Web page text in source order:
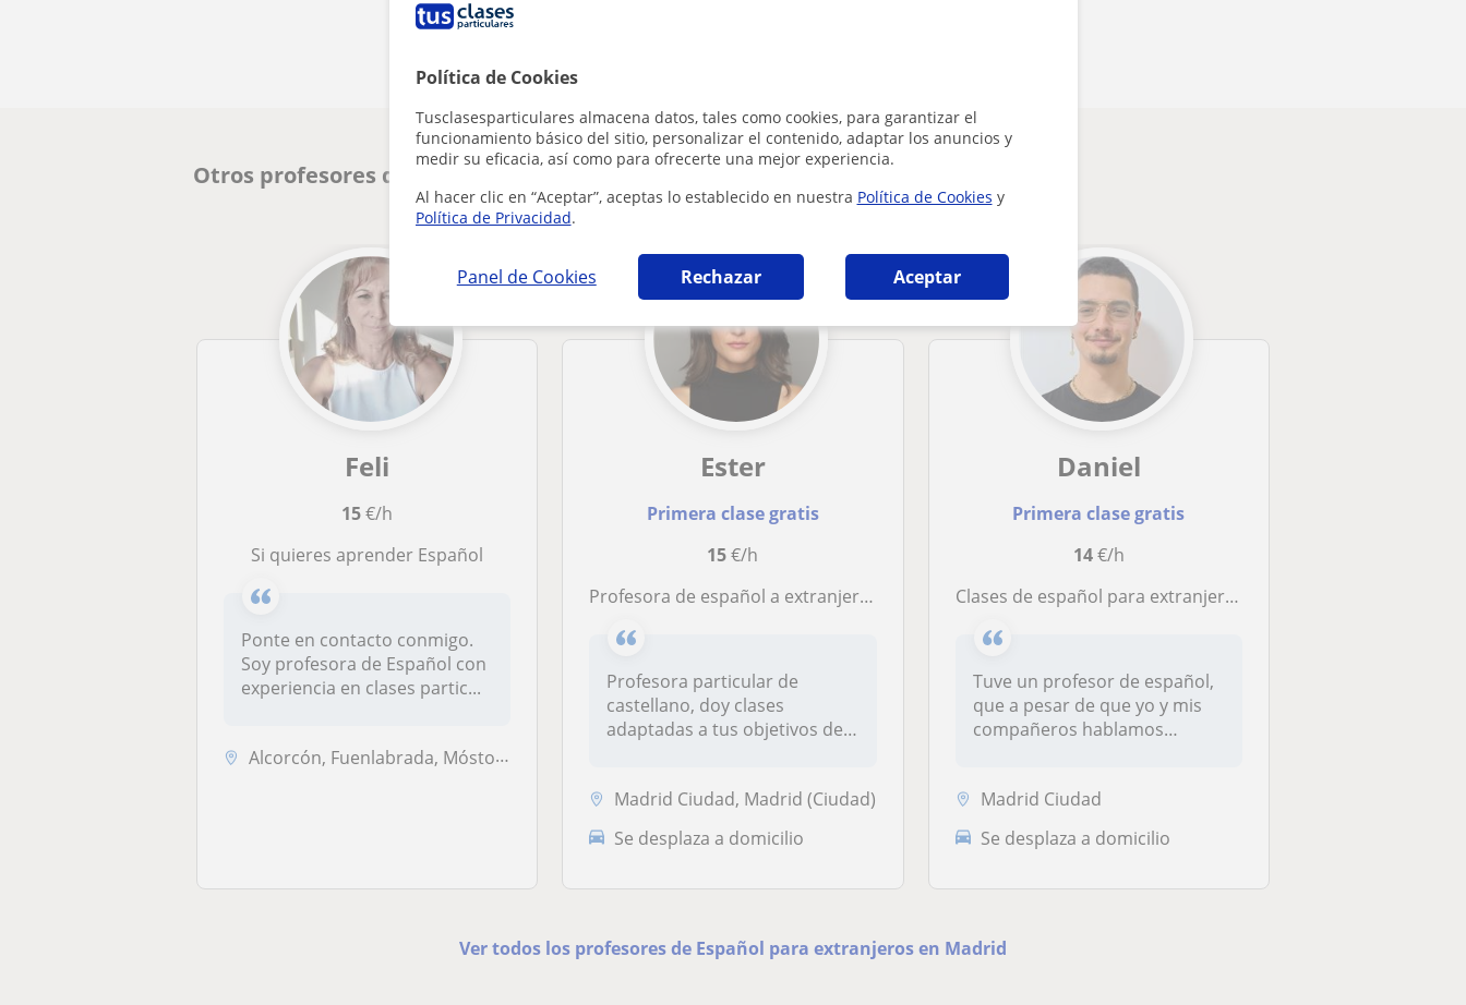
Política de Cookies
Tusclasesparticulares almacena datos, tales como cookies, para garantizar el
funcionamiento básico del sitio, personalizar el contenido, adaptar los anuncios y
medir su eficacia, así como para ofrecerte una mejor experiencia.
Al hacer clic en “Aceptar”, aceptas lo establecido en nuestra Política de Cookies y
Política de Privacidad.
Panel de Cookies Rechazar Aceptar
Otros profesores de Español para extranjeros en Madrid que pueden interesarte
Feli
15€/h
Si quieres aprender Español
Ponte en contacto conmigo.
Soy profesora de Español con
experiencia en clases partic...
Alcorcón, Fuenlabrada, Móstoles, Madrid Capital, Villaviciosa de Odón
Ester
Primera clase gratis
15€/h
Profesora de español a extranjeros con amplia experiencia se ofrece a dar clases privadas y grupales
Profesora particular de
castellano, doy clases
adaptadas a tus objetivos de
Madrid Ciudad, Madrid (Ciudad)
Se desplaza a domicilio
Daniel
Primera clase gratis
14€/h
Clases de español para extranjeros, para todas las edades y niveles
Tuve un profesor de español,
que a pesar de que yo y mis
compañeros hablamos
Madrid Ciudad
Se desplaza a domicilio
Ver todos los profesores de Español para extranjeros en Madrid